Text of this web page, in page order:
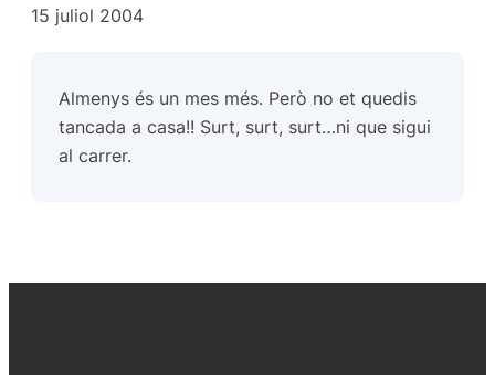
15 juliol 2004
Almenys és un mes més. Però no et quedis
tancada a casa!! Surt, surt, surt…ni que sigui
al carrer.